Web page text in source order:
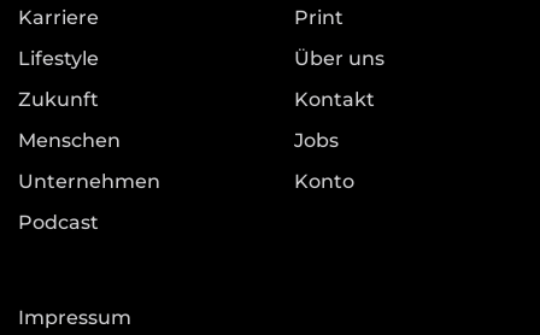
Karriere
Lifestyle
Zukunft
Menschen
Unternehmen
Podcast
Print
Über uns
Kontakt
Jobs
Konto
Impressum